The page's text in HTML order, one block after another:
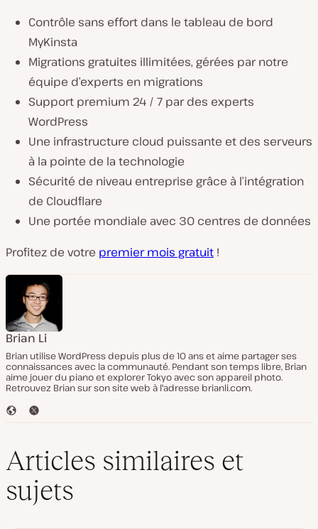
Contrôle sans effort dans le tableau de bord
MyKinsta
Migrations gratuites illimitées, gérées par notre
équipe d’experts en migrations
Support premium 24 / 7 par des experts
WordPress
Une infrastructure cloud puissante et des serveurs
à la pointe de la technologie
Sécurité de niveau entreprise grâce à l’intégration
de Cloudflare
Une portée mondiale avec 30 centres de données
Profitez de votre premier mois gratuit !
Brian Li
Brian utilise WordPress depuis plus de 10 ans et aime partager ses
connaissances avec la communauté. Pendant son temps libre, Brian
aime jouer du piano et explorer Tokyo avec son appareil photo.
Retrouvez Brian sur son site web à l'adresse brianli.com.
S
W
b
T
t
r
Articles similaires et
sujets